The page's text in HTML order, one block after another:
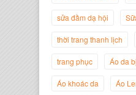
sửa đầm dạ hội
thời trang thanh lịch
trang phục Áo da
Áo khoác da Áo